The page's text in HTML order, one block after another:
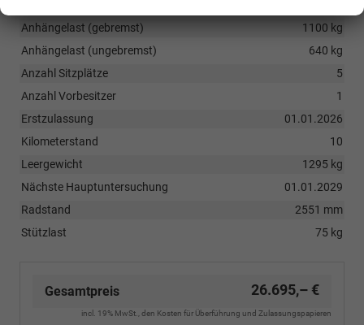
Anhängelast (gebremst)
1100 kg
Anhängelast (ungebremst)
640 kg
Anzahl Sitzplätze
5
Anzahl Vorbesitzer
1
Erstzulassung
01.01.2026
Kilometerstand
10
Leergewicht
1295 kg
Nächste Hauptuntersuchung
01.01.2029
Radstand
2551 mm
Stützlast
75 kg
Gesamtpreis 26.695,– €
incl. 19% MwSt., den Kosten für Überführung und Zulassungspapieren